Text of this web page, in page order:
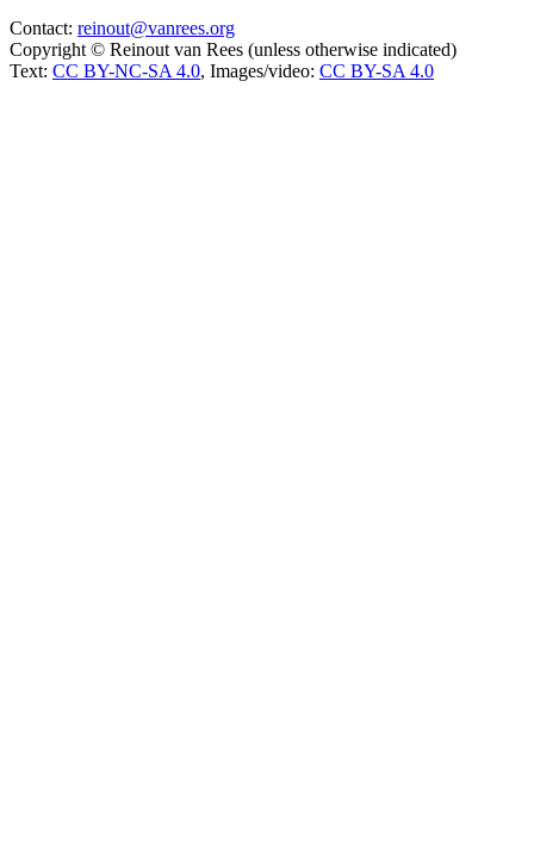
Contact: reinout@vanrees.org
Copyright © Reinout van Rees (unless otherwise indicated)
Text: CC BY-NC-SA 4.0, Images/video: CC BY-SA 4.0